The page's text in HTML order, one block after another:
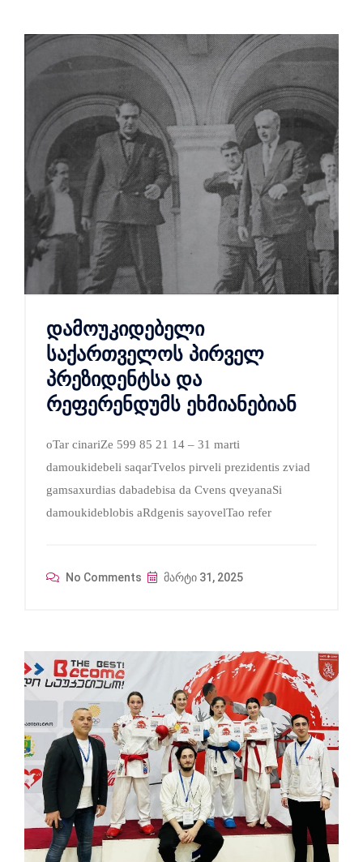
დამოუკიდებელი
საქართველოს პირველ
პრეზიდენტსა და
რეფერენდუმს ეხმიანებიან
oTar cinariZe 599 85 21 14 – 31 marti
damoukidebeli saqarTvelos pirveli prezidentis zviad
gamsaxurdias dabadebisa da Cvens qveyanaSi
damoukideblobis aRdgenis sayovelTao refer
No Comments მარტი 31, 2025